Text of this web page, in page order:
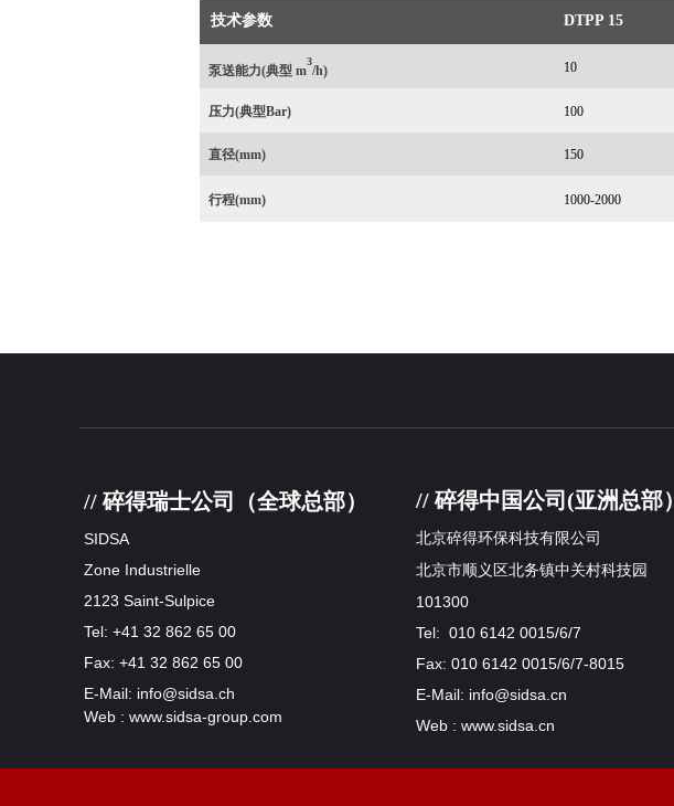
技术参数 DTPP 15
泵送能力(典型 m
3
/h) 10
压力(典型Bar) 100
直径(mm) 150
行程(mm) 1000-2000
// 碎得中国公司(亚洲总部）
北京碎得环保科技有限公司
北京市顺义区北务镇中关村科技园
101300
Tel: 010 6142 0015/6/7
Fax: 010 6142 0015/6/7-8015
E-Mail: info@sidsa.cn
Web : www.sidsa.cn
// 碎得瑞士公司（全球总部）
SIDSA
Zone Industrielle
2123 Saint-Sulpice
Tel: +41 32 862 65 00
Fax: +41 32 862 65 00
E-Mail: info@sidsa.ch
Web : www.sidsa-group.com